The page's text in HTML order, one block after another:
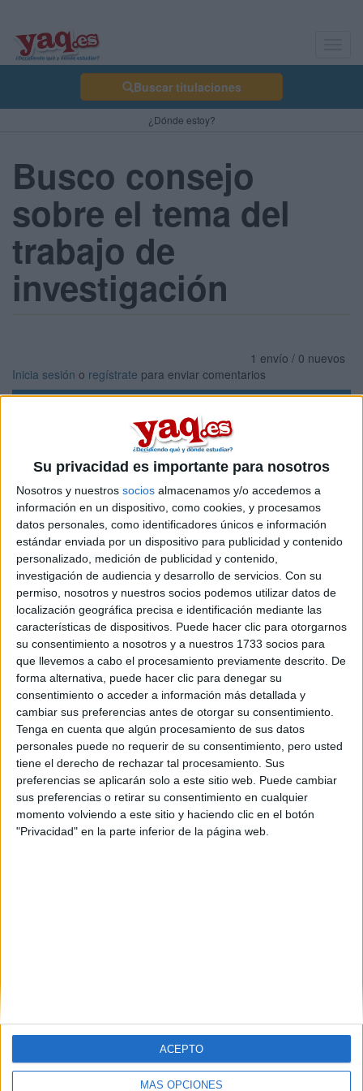
Su privacidad es importante para nosotros
Nosotros y nuestros socios almacenamos y/o accedemos a
información en un dispositivo, como cookies, y procesamos
datos personales, como identificadores únicos e información
estándar enviada por un dispositivo para publicidad y contenido
personalizado, medición de publicidad y contenido,
investigación de audiencia y desarrollo de servicios. Con su
permiso, nosotros y nuestros socios podemos utilizar datos de
localización geográfica precisa e identificación mediante las
características de dispositivos. Puede hacer clic para otorgarnos
su consentimiento a nosotros y a nuestros 1733 socios para
que llevemos a cabo el procesamiento previamente descrito. De
forma alternativa, puede hacer clic para denegar su
consentimiento o acceder a información más detallada y
cambiar sus preferencias antes de otorgar su consentimiento.
Tenga en cuenta que algún procesamiento de sus datos
personales puede no requerir de su consentimiento, pero usted
tiene el derecho de rechazar tal procesamiento. Sus
preferencias se aplicarán solo a este sitio web. Puede cambiar
sus preferencias o retirar su consentimiento en cualquier
momento volviendo a este sitio y haciendo clic en el botón
"Privacidad" en la parte inferior de la página web.
MÁS OPCIONES
ACEPTO
Buscar titulaciones
¿Dónde estoy?
Busco consejo
sobre el tema del
trabajo de
investigación
1 envío / 0 nuevos
Inicia sesión o regístrate para enviar comentarios
26 de junio, 2008 - 13:35 #1
Desconectado
Buenas.
Soy estudiante de bachillerato y este curso que viene haré
segundo. Estoy haciendo el tecnologico y tengo dudas sobre
que tema escoger. Tengo claro que lo quiero hacer sobre
alguna aplicacion tecnologica. Si alguien ya ha pasado por
esto y me puede orientar a elegir un trabajo sobre el que
hacer una buena investigación...
Gracias,
Inicio
Etiquetas: La pregunta del millón